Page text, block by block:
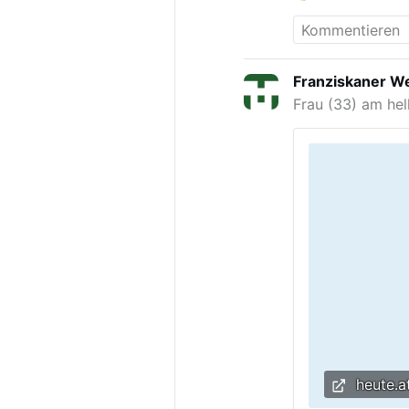
den
den
Christian
Antwort der
vor. Sie
Dossier,
Franziskaner
Frau (33) am